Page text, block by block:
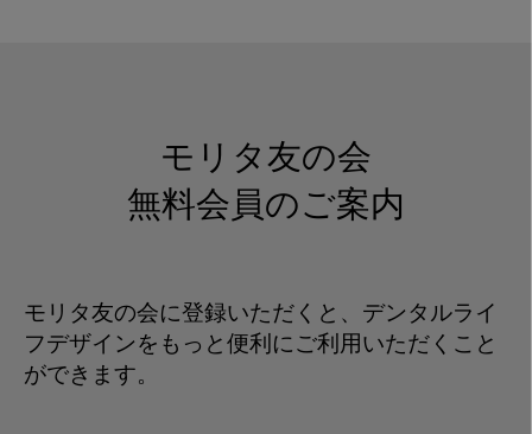
モリタ友の会
無料会員のご案内
モリタ友の会に登録いただくと、デンタルライ
フデザインをもっと便利にご利用いただくこと
ができます。